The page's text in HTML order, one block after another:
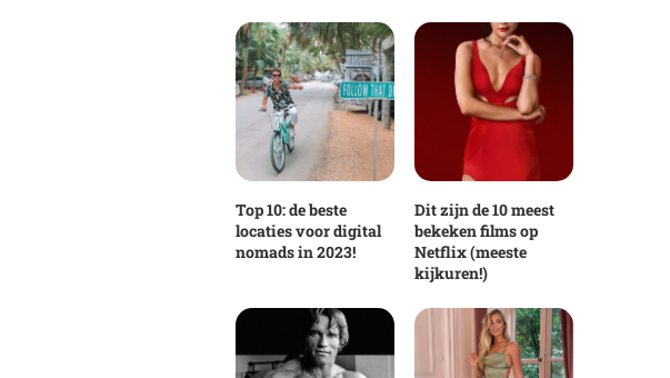
Top 10: de beste
locaties voor digital
nomads in 2023!
Dit zijn de 10 meest
bekeken films op
Netflix (meeste
kijkuren!)